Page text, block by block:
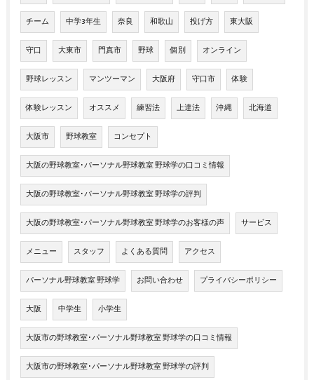
チーム 中学3年生 奈良 和歌山 投げ方 東大阪
守口 大東市 門真市 野球 個別 オンライン
野球レッスン マンツーマン 大阪府 守口市 体験
体験レッスン オススメ 練習法 上達法 沖縄 北海道
大阪市 野球教室 コンセプト
大阪の野球教室･パーソナル野球教室 野球学の口コミ情報
大阪の野球教室･パーソナル野球教室 野球学の評判
大阪の野球教室･パーソナル野球教室 野球学のお客様の声 サービス
メニュー スタッフ よくある質問 アクセス
パーソナル野球教室 野球学 お問い合わせ プライバシーポリシー
大阪 中学生 小学生
大阪市の野球教室･パーソナル野球教室 野球学の口コミ情報
大阪市の野球教室･パーソナル野球教室 野球学の評判